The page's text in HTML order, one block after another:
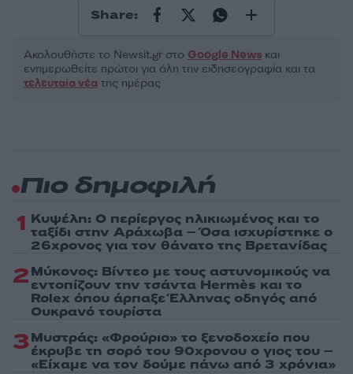
Share:
Ακολουθήστε το Νewsit.gr στο Google News και
ενημερωθείτε πρώτοι για όλη την ειδησεογραφία και τα
τελευταία νέα της ημέρας
Πιο δημοφιλή
1 Κυψέλη: Ο περίεργος ηλικιωμένος και το
ταξίδι στην Αράχωβα – Όσα ισχυρίστηκε ο
26χρονος για τον θάνατο της Βρετανίδας
2Μύκονος: Βίντεο με τους αστυνομικούς να
εντοπίζουν την τσάντα Hermès και το
Rolex όπου άρπαξε Έλληνας οδηγός από
Ουκρανό τουρίστα
3Μυστράς: «Φρούριο» το ξενοδοχείο που
έκρυβε τη σορό του 90χρονου ο γιος του –
«Είχαμε να τον δούμε πάνω από 3 χρόνια»